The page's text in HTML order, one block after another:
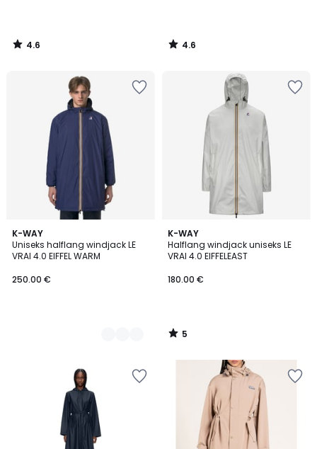
4.6
/
4.6
/
K-WAY
Uniseks halflang windjack LE
VRAI 4.0 EIFFEL WARM
250.00 €
2
Kleuren
K-WAY
Halflang windjack uniseks LE
VRAI 4.0 EIFFELEAST
180.00 €
5
/
5
5
/